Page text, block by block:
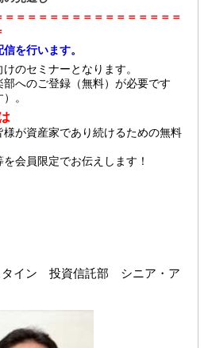
＝＝＝＝＝＝＝＝＝＝＝＝＝＝＝
を行います。
のセミナーとなります。
へのご登録（無料）が必要です
。
が資産家であり続けるための無料
会員限定でお伝えします！
タイン 投資信託部 シニア・ア